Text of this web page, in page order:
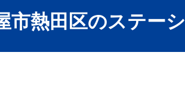
市熱田区のステー